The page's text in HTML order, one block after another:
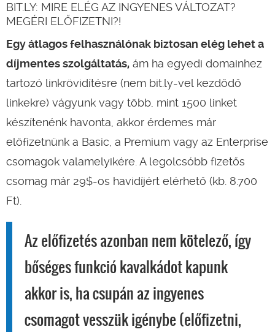
BIT.LY: MIRE ELÉG AZ INGYENES VÁLTOZAT?
MEGÉRI ELŐFIZETNI?!
Egy átlagos felhasználónak biztosan elég lehet a
díjmentes szolgáltatás, ám ha egyedi domainhez
tartozó linkrövidítésre (nem bit.ly-vel kezdődő
linkekre) vágyunk vagy több, mint 1500 linket
készítenénk havonta, akkor érdemes már
előfizetnünk a Basic, a Premium vagy az Enterprise
csomagok valamelyikére. A legolcsóbb fizetős
csomag már 29$-os havidíjért elérhető (kb. 8.700
Ft).
Az előfizetés azonban nem kötelező, így
bőséges funkció kavalkádot kapunk
akkor is, ha csupán az ingyenes
csomagot vesszük igénybe (előfizetni,